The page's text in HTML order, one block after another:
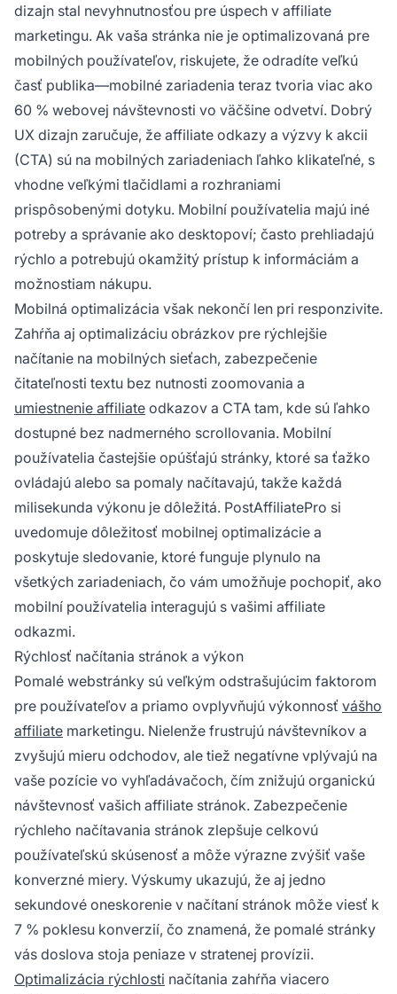
dizajn stal nevyhnutnosťou pre úspech v affiliate
marketingu. Ak vaša stránka nie je optimalizovaná pre
mobilných používateľov, riskujete, že odradíte veľkú
časť publika—mobilné zariadenia teraz tvoria viac ako
60 % webovej návštevnosti vo väčšine odvetví. Dobrý
UX dizajn zaručuje, že affiliate odkazy a výzvy k akcii
(CTA) sú na mobilných zariadeniach ľahko klikateľné, s
vhodne veľkými tlačidlami a rozhraniami
prispôsobenými dotyku. Mobilní používatelia majú iné
potreby a správanie ako desktopoví; často prehliadajú
rýchlo a potrebujú okamžitý prístup k informáciám a
možnostiam nákupu.
Mobilná optimalizácia však nekončí len pri responzivite.
Zahŕňa aj optimalizáciu obrázkov pre rýchlejšie
načítanie na mobilných sieťach, zabezpečenie
čitateľnosti textu bez nutnosti zoomovania a
umiestnenie affiliate odkazov a CTA tam, kde sú ľahko
dostupné bez nadmerného scrollovania. Mobilní
používatelia častejšie opúšťajú stránky, ktoré sa ťažko
ovládajú alebo sa pomaly načítavajú, takže každá
milisekunda výkonu je dôležitá. PostAffiliatePro si
uvedomuje dôležitosť mobilnej optimalizácie a
poskytuje sledovanie, ktoré funguje plynulo na
všetkých zariadeniach, čo vám umožňuje pochopiť, ako
mobilní používatelia interagujú s vašimi affiliate
odkazmi.
Rýchlosť načítania stránok a výkon
Pomalé webstránky sú veľkým odstrašujúcim faktorom
pre používateľov a priamo ovplyvňujú výkonnosť vášho
affiliate marketingu. Nielenže frustrujú návštevníkov a
zvyšujú mieru odchodov, ale tiež negatívne vplývajú na
vaše pozície vo vyhľadávačoch, čím znižujú organickú
návštevnosť vašich affiliate stránok. Zabezpečenie
rýchleho načítavania stránok zlepšuje celkovú
používateľskú skúsenosť a môže výrazne zvýšiť vaše
konverzné miery. Výskumy ukazujú, že aj jedno
sekundové oneskorenie v načítaní stránok môže viesť k
7 % poklesu konverzií, čo znamená, že pomalé stránky
vás doslova stoja peniaze v stratenej provízii.
Optimalizácia rýchlosti načítania zahŕňa viacero